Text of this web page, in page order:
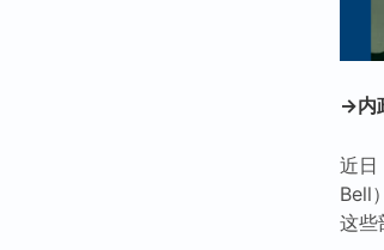
→内
近日
Bell
这些